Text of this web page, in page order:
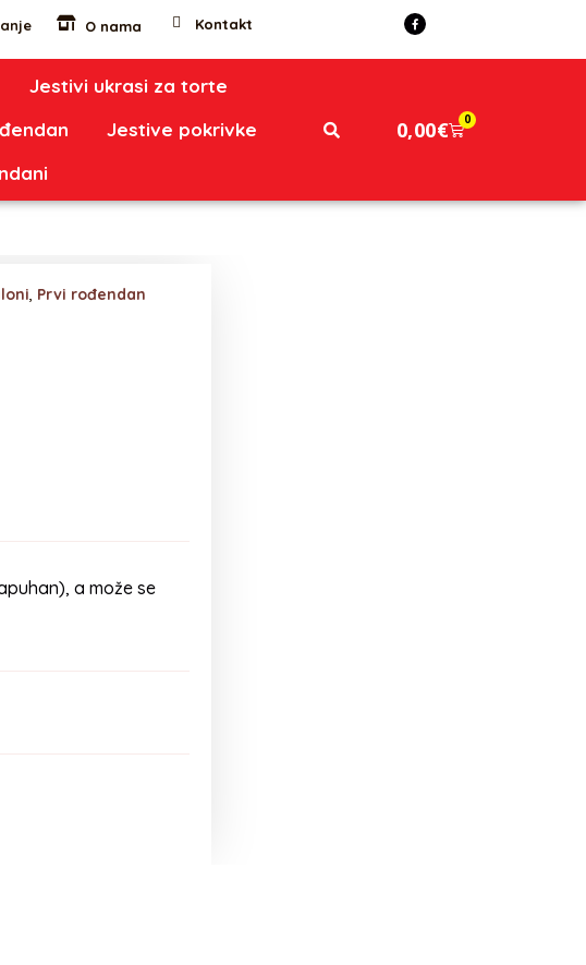
O nama Kontakt
Jestivi ukrasi za torte
Jestive pokrivke
0,00€ 0
, Prvi rođendan
a može se